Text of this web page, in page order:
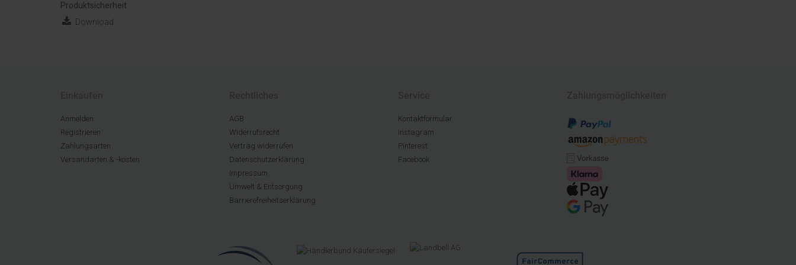
Produktsicherheit
Download
Anmelden
Registrieren
Zahlungsarten
Versandarten & -kosten
AGB
Widerrufsrecht
Vertrag widerrufen
Datenschutzerklärung
Impressum
Umwelt & Entsorgung
Barrierefreiheitserklärung
Kontaktformular
Instagram
Pinterest
Facebook